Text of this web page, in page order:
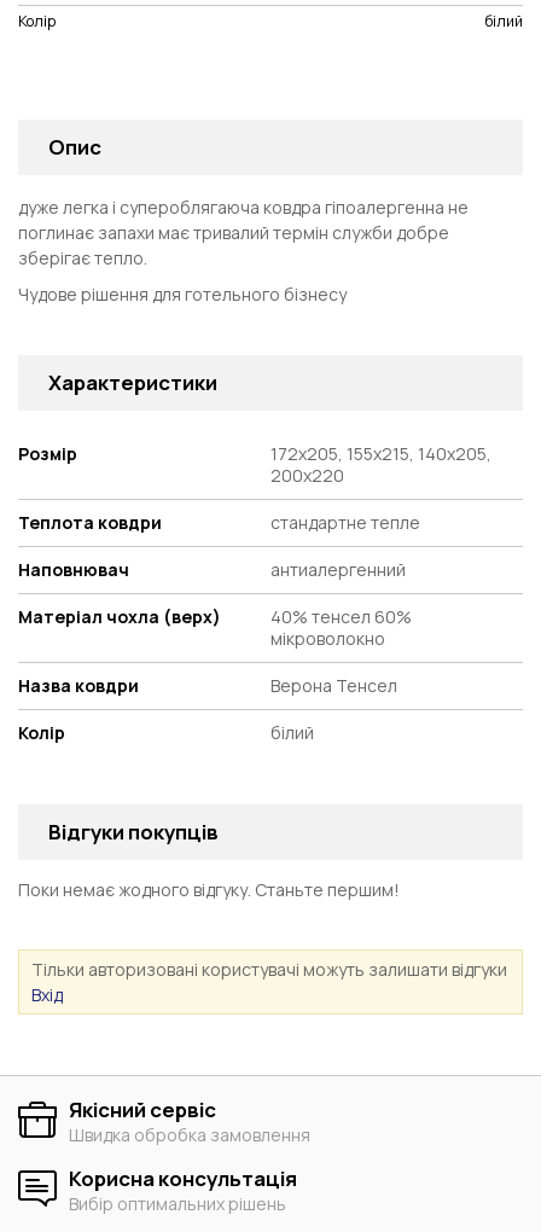
Колір
білий
Опис
дуже легка і супероблягаюча ковдра гіпоалергенна не
поглинає запахи має тривалий термін служби добре
зберігає тепло.
Чудове рішення для готельного бізнесу
Характеристики
Розмір
172х205, 155х215, 140х205,
200х220
Теплота ковдри стандартне тепле
Наповнювач антиалергенний
Матеріал чохла (верх)
40% тенсел 60%
мікроволокно
Назва ковдри Верона Тенсел
Колір білий
Відгуки покупців
Поки немає жодного відгуку. Станьте першим!
Тільки авторизовані користувачі можуть залишати відгуки
Вхід
Якісний сервіс
Швидка обробка замовлення
Корисна консультація
Вибір оптимальних рішень